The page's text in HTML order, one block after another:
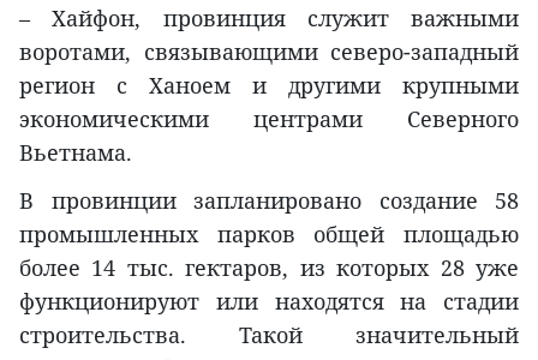
– Хайфон, провинция служит важными
воротами, связывающими северо-западный
регион с Ханоем и другими крупными
экономическими центрами Северного
Вьетнама.
В провинции запланировано создание 58
промышленных парков общей площадью
более 14 тыс. гектаров, из которых 28 уже
функционируют или находятся на стадии
строительства. Такой значительный